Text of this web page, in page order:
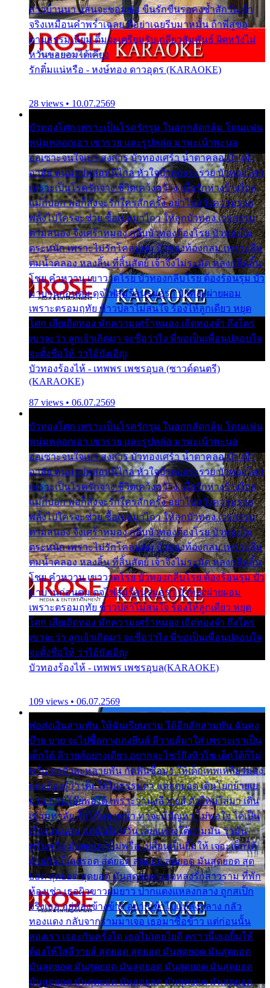
สาวบ้านนา แสนจะซอมซ่อ ขืนรักขืนรอคงช้ำสักวัน ถ้า
จริงเหมือนคำพร่ำเฉลย พี่อย่าเฉยรีบมาหมั้น ถ้าพี่สู่ขอ
ตามธรรมเนียม ติ๋มจะเตรียมรับเกลียวสัมพันธ์ ผิดหวังไม่
หวั่นขอยอมได้เคียง
รักติ๋มแน่หรือ - หงษ์ทอง ดาวอุดร (KARAOKE)
28 views • 10.07.2569
บัวทองโศก เพราะเป็นโรครักรุม ในอกกลัดกลุ้ม โดนแฟน
หนุ่มหลอกเอา เขารวย และรูปหล่อ มาพะเน้าพะนอ
ออเซาะจนใจเบา สงสาร บัวทองเศร้า น้ำตาคลอเบ้า เฝ้า
อาลัย หนุ่มรูปหล่อหนีไกล หัวใจบัวทองระรวย บัวทองโศก
เพราะเป็นโรครักจาง ชีวิตเคว้งคว้าง เมื่อรักห่างร้างไกล
แม่ก็บอก พ่อก็สั่งจะรักใครสักครั้ง อย่าไปหวังความรวย
พลั้งไปใครจะช่วย ซื้อเปลมาไกว ให้ลูกบัวทอง เวรกรรม
ตามสนอง จึงเศร้าหมอง กลีบบัวทองต้องโรย บัวทองไม่
ตระหนัก เพราะไม่รักโคลนตม บัวทองท้องกลม เพราะลืม
ตมน้ำคลอง หลงลิ้น ที่สิ้นสัตย์ เจ้าจึงไม่ระมัด หลงกลิ่นลิ้น
โชย คำหวาน เขาวาดโรย บัวทองกลีบโรย ต้องร้อนรุม บัว
มาบานก่อนตูม ดุจไฟสุมร้อนรุมอุรา บัวทองผ่ายผอม
เพราะตรอมฤทัย ข้าวปลาไม่สนใจ ร้องไห้ลูกเดียว หยุด
โศก เสียเถิดทอง พักความเศร้าหมอง เถิดทองจ๋า ถึงใคร
เขาจะว่า ลูกเจ้าเกิดมา จะชื่อว่าไง พี่ขอเป็นเพื่อนปลอบใจ
จะตั้งชื่อให้ ว่าไอ้บังเอิญ
บัวทองร้องไห้ - เทพพร เพชรอุบล (ซาวด์ดนตรี)
(KARAOKE)
87 views • 06.07.2569
บัวทองโศก เพราะเป็นโรครักรุม ในอกกลัดกลุ้ม โดนแฟน
หนุ่มหลอกเอา เขารวย และรูปหล่อ มาพะเน้าพะนอ
ออเซาะจนใจเบา สงสาร บัวทองเศร้า น้ำตาคลอเบ้า เฝ้า
อาลัย หนุ่มรูปหล่อหนีไกล หัวใจบัวทองระรวย บัวทองโศก
เพราะเป็นโรครักจาง ชีวิตเคว้งคว้าง เมื่อรักห่างร้างไกล
แม่ก็บอก พ่อก็สั่งจะรักใครสักครั้ง อย่าไปหวังความรวย
พลั้งไปใครจะช่วย ซื้อเปลมาไกว ให้ลูกบัวทอง เวรกรรม
ตามสนอง จึงเศร้าหมอง กลีบบัวทองต้องโรย บัวทองไม่
ตระหนัก เพราะไม่รักโคลนตม บัวทองท้องกลม เพราะลืม
ตมน้ำคลอง หลงลิ้น ที่สิ้นสัตย์ เจ้าจึงไม่ระมัด หลงกลิ่นลิ้น
โชย คำหวาน เขาวาดโรย บัวทองกลีบโรย ต้องร้อนรุม บัว
มาบานก่อนตูม ดุจไฟสุมร้อนรุมอุรา บัวทองผ่ายผอม
เพราะตรอมฤทัย ข้าวปลาไม่สนใจ ร้องไห้ลูกเดียว หยุด
โศก เสียเถิดทอง พักความเศร้าหมอง เถิดทองจ๋า ถึงใคร
เขาจะว่า ลูกเจ้าเกิดมา จะชื่อว่าไง พี่ขอเป็นเพื่อนปลอบใจ
จะตั้งชื่อให้ ว่าไอ้บังเอิญ
บัวทองร้องไห้ - เทพพร เพชรอุบล(KARAOKE)
109 views • 06.07.2569
พ่อส่งเงินสามพัน ให้ฉันเรียนราม ได้อีกสักสามพัน ฉันคง
บ๊าย บาย จะไปซื้อกางเกงยีนส์ ลีวายส์มาใส่ เพราะเราเป็น
เด็กใต้ ลีวายส์อย่างเดียว อยากจะโชว์ถึงหิวโซ เด็กใต้ก็ไม่
หวั่น ตกตัวละหลายพัน กัดฟันซื้อมา ให้เด็กเทพเหลียวมอง
และต้องรู้ว่า เด็กใต้ไม่ธรรมดา แต่สุดยอด เดินโยกย้ายเย
ยวน กวนโอ๊ยพอได้ เพราะว่านุ่งลีวายส์ ตัวใหม่ใส่มา เดิน
เข้ามหาลัย จิ๊กโก๊มองหน้า ท่าจะมีปัญหา ไม่พอใจ ได้เป็น
เรื่องแน่นอน แต่ฉันไม่หวั่น เลยแหลงใต้ถามมัน ว่ามัน
พรั่นพรือ มันตอบว่าไม่พรื่อ เปลี่ยนเป็นยิ้มให้ เจอะเด็กใต้
ด้วยกัน ก็เลยรอด สุดยอด สุดยอด สุดยอด มันสุดยอด สุด
ยอด สุดยอด สุดยอด มันสุดยอด แอบหลงรักสาวราม ที่พัก
ห้องเช่า เธอผิวขาวผมยาว ปากแดงแหลงกลาง ถูกสเป็ก
จริงเธอ อยู่ห้องข้างข้าง อยากเข้าไปแหลงกลาง กลัว
ทองแดง กลับจากรามมาเจอ เธอมาซื้อข้าว แต่ก่อนนั้น
สองเรา เจอะกันครั้งใด เธอไม่เคยไยดี คราวนี้เธอยิ้มให้
ต้องให้ใส่ลีวายส์ สุดยอด สุดยอด มันสุดยอด มันสุดยอด
มันสุดยอด มันสุดยอด มันสุดยอด มันสุดยอด มันสุดยอด
มันสุดยอด มันสุดยอด มันสุดยอด มันสุดยอด มันสุดยอด